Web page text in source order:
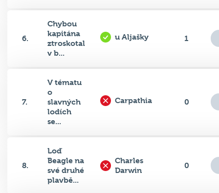
6.
Chybou
kapitána
ztroskotal
v b...
u Aljašky 1
7.
V tématu
o
slavných
lodích
se...
Carpathia 0
8.
Loď
Beagle na
své druhé
plavbě...
Charles
Darwin
0